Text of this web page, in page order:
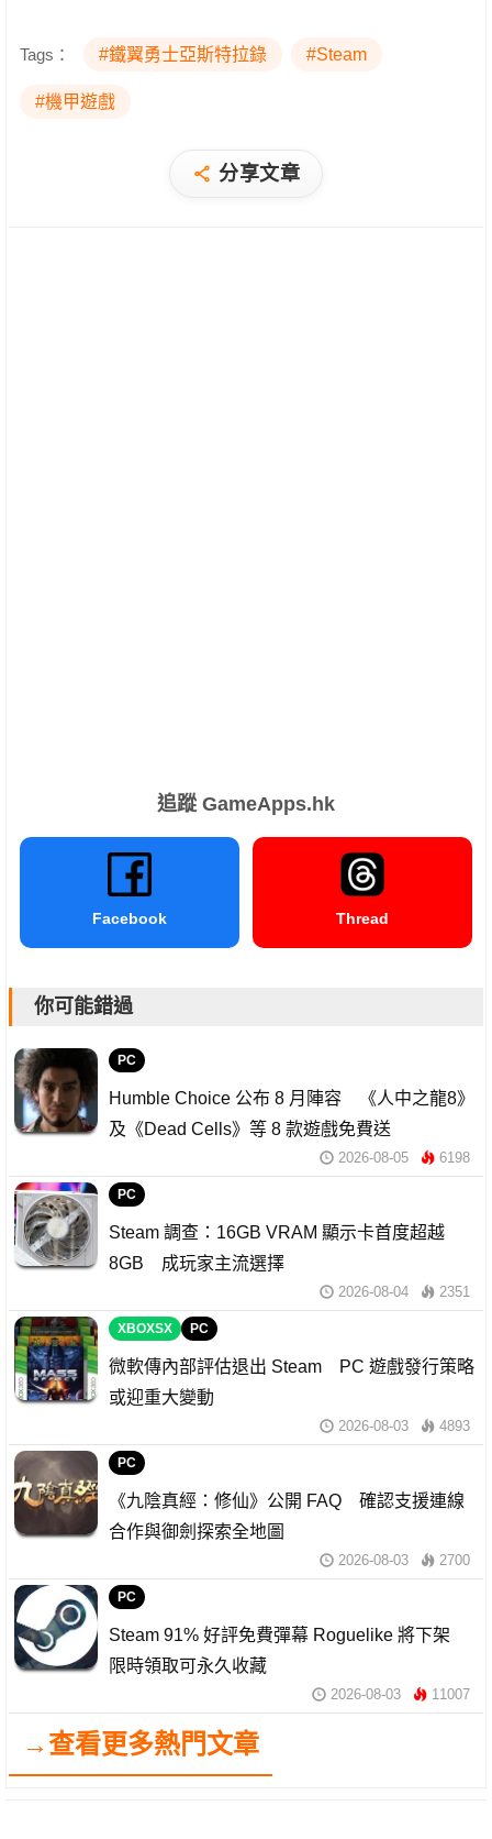
Tags： #鐵翼勇士亞斯特拉錄 #Steam
#機甲遊戲
分享文章
追蹤 GameApps.hk
Facebook Thread
你可能錯過
PC
Humble Choice 公布 8 月陣容 《人中之龍8》
及《Dead Cells》等 8 款遊戲免費送
2026-08-05 6198
PC
Steam 調查：16GB VRAM 顯示卡首度超越
8GB 成玩家主流選擇
2026-08-04 2351
XBOXSX PC
微軟傳內部評估退出 Steam PC 遊戲發行策略
或迎重大變動
2026-08-03 4893
PC
《九陰真經：修仙》公開 FAQ 確認支援連線
合作與御劍探索全地圖
2026-08-03 2700
PC
Steam 91% 好評免費彈幕 Roguelike 將下架
限時領取可永久收藏
2026-08-03 11007
→查看更多熱門文章